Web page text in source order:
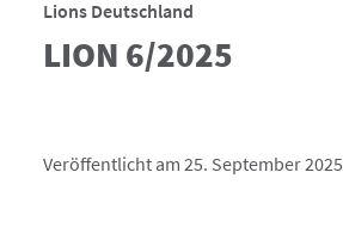
Lions Deutschland
LION 6/2025
Veröffentlicht am 25. September 2025